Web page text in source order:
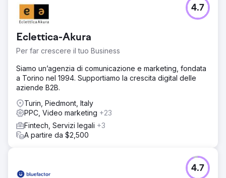
Eclettica-Akura
Per far crescere il tuo Business
4.7
Siamo un’agenzia di comunicazione e marketing, fondata
a Torino nel 1994. Supportiamo la crescita digital delle
aziende B2B.
Turin, Piedmont, Italy
PPC, Video marketing +23
Fintech, Servizi legali +3
A partire da $2,500
4.7